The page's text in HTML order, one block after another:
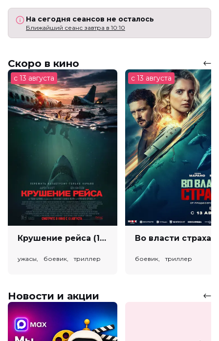
На сегодня сеансов не осталось
Ближайший сеанс завтра в 10:10
Скоро в кино
с 13 августа
Крушение рейса (18+)
ужасы, боевик, триллер
с 13 августа
боевик, триллер
Новости и акции